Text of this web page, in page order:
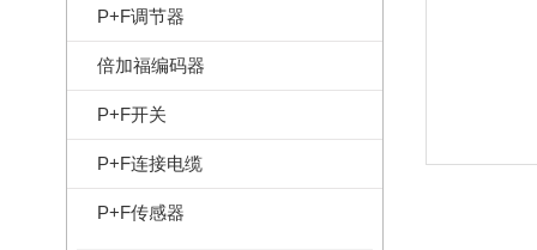
P+F调节器
倍加福编码器
P+F开关
P+F连接电缆
P+F传感器